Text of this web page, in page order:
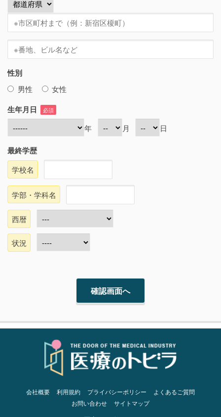
性別
男性 女性
生年月日 必須
年 月 日
最終学歴
学校名
学部・学科名
西暦
状況
会社概要 利用規約 プライバシーポリシー
よくあるご質問
お問い合わせ
サイトマップ